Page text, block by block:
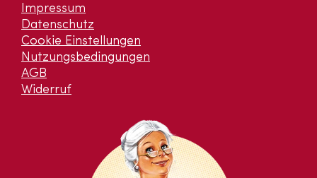
Impressum
Datenschutz
Cookie Einstellungen
Nutzungsbedingungen
AGB
Widerruf